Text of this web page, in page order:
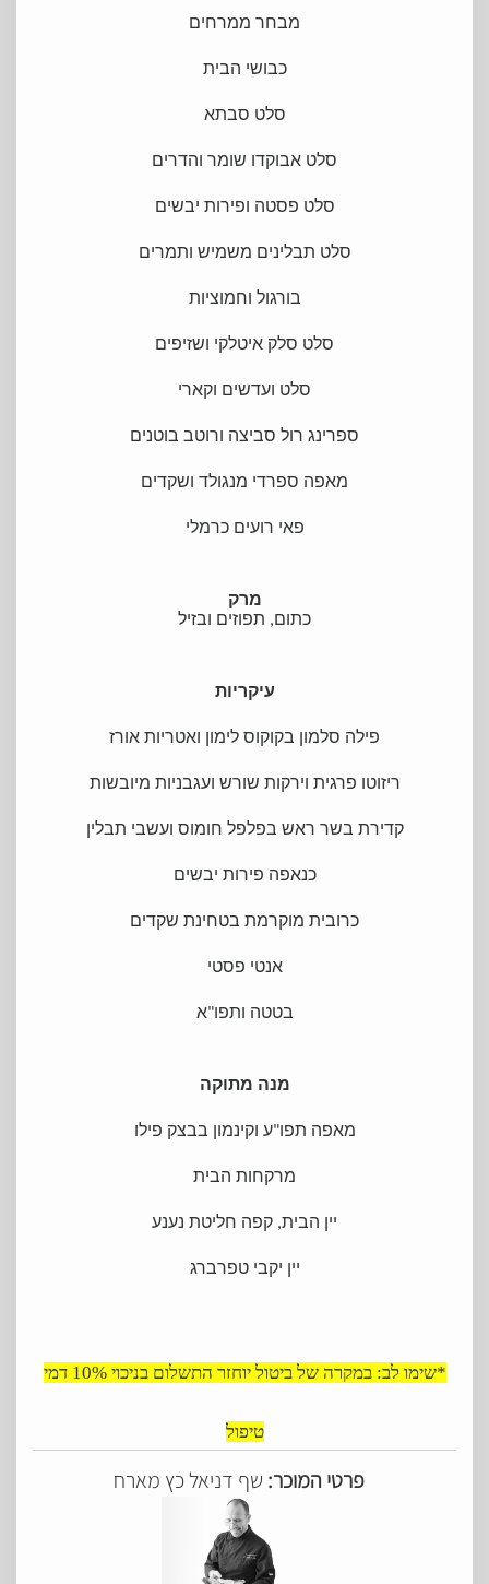
מבחר ממרחים
כבושי הבית
סלט סבתא
סלט אבוקדו שומר והדרים
סלט פסטה ופירות יבשים
סלט תבלינים משמיש ותמרים
בורגול וחמוציות
סלט סלק איטלקי ושזיפים
סלט ועדשים וקארי
ספרינג רול סביצה ורוטב בוטנים
מאפה ספרדי מנגולד ושקדים
פאי רועים כרמלי
מרק
כתום, תפוזים ובזיל
עיקריות
פילה סלמון בקוקוס לימון ואטריות אורז
ריזוטו פרגית וירקות שורש ועגבניות מיובשות
קדירת בשר ראש בפלפל חומוס ועשבי תבלין
כנאפה פירות יבשים
כרובית מוקרמת בטחינת שקדים
אנטי פסטי
בטטה ותפו"א
מנה מתוקה
מאפה תפו"ע וקינמון בבצק פילו
מרקחות הבית
יין הבית, קפה חליטת נענע
יין יקבי טפרברג
*שימו לב: במקרה של ביטול יוחזר התשלום בניכוי 10% דמי
טיפול
פרטי המוכר: שף דניאל כץ מארח